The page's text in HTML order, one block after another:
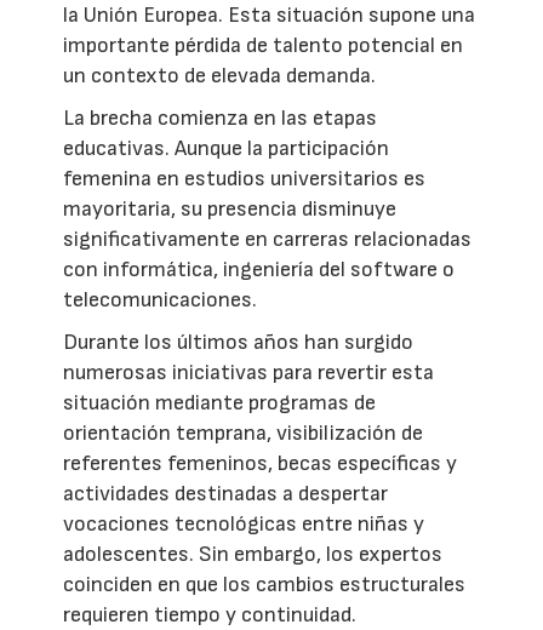
la Unión Europea. Esta situación supone una
importante pérdida de talento potencial en
un contexto de elevada demanda.
La brecha comienza en las etapas
educativas. Aunque la participación
femenina en estudios universitarios es
mayoritaria, su presencia disminuye
significativamente en carreras relacionadas
con informática, ingeniería del software o
telecomunicaciones.
Durante los últimos años han surgido
numerosas iniciativas para revertir esta
situación mediante programas de
orientación temprana, visibilización de
referentes femeninos, becas específicas y
actividades destinadas a despertar
vocaciones tecnológicas entre niñas y
adolescentes. Sin embargo, los expertos
coinciden en que los cambios estructurales
requieren tiempo y continuidad.